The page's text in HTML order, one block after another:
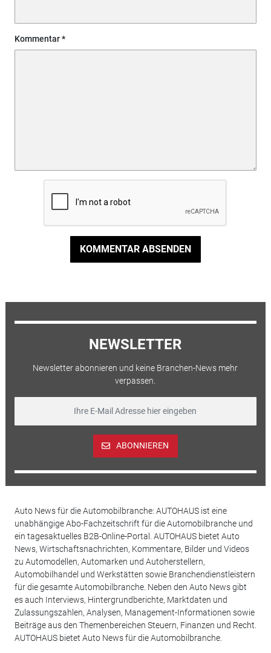
Kommentar
KOMMENTAR ABSENDEN
NEWSLETTER
Newsletter abonnieren und keine Branchen-News mehr
verpassen.
ABONNIEREN
Auto News für die Automobilbranche: AUTOHAUS ist eine
unabhängige Abo-Fachzeitschrift für die Automobilbranche und
ein tagesaktuelles B2B-Online-Portal. AUTOHAUS bietet Auto
News, Wirtschaftsnachrichten, Kommentare, Bilder und Videos
zu Automodellen, Automarken und Autoherstellern,
Automobilhandel und Werkstätten sowie Branchendienstleistern
für die gesamte Automobilbranche. Neben den Auto News gibt
es auch Interviews, Hintergrundberichte, Marktdaten und
Zulassungszahlen, Analysen, Management-Informationen sowie
Beiträge aus den Themenbereichen Steuern, Finanzen und Recht.
AUTOHAUS bietet Auto News für die Automobilbranche.